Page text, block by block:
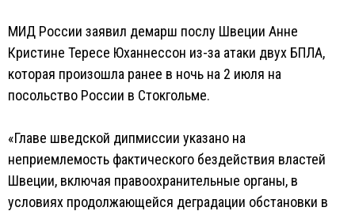
МИД России заявил демарш послу Швеции Анне
Кристине Тересе Юханнессон из-за атаки двух БПЛА,
которая произошла ранее в ночь на 2 июля на
посольство России в Стокгольме.
«Главе шведской дипмиссии указано на
неприемлемость фактического бездействия властей
Швеции, включая правоохранительные органы, в
условиях продолжающейся деградации обстановки в